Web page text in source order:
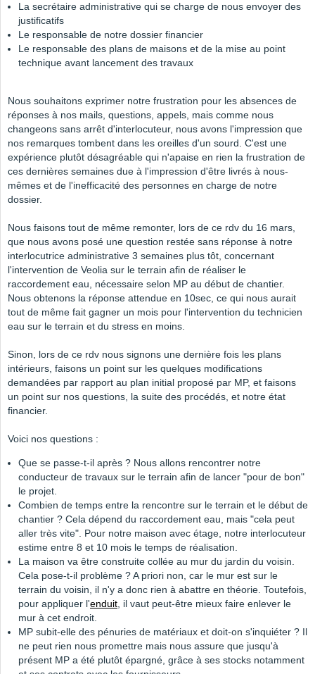
La secrétaire administrative qui se charge de nous envoyer des
justificatifs
Le responsable de notre dossier financier
Le responsable des plans de maisons et de la mise au point
technique avant lancement des travaux
Nous souhaitons exprimer notre frustration pour les absences de
réponses à nos mails, questions, appels, mais comme nous
changeons sans arrêt d'interlocuteur, nous avons l'impression que
nos remarques tombent dans les oreilles d'un sourd. C'est une
expérience plutôt désagréable qui n'apaise en rien la frustration de
ces dernières semaines due à l'impression d'être livrés à nous-
mêmes et de l'inefficacité des personnes en charge de notre
dossier.
Nous faisons tout de même remonter, lors de ce rdv du 16 mars,
que nous avons posé une question restée sans réponse à notre
interlocutrice administrative 3 semaines plus tôt, concernant
l'intervention de Veolia sur le terrain afin de réaliser le
raccordement eau, nécessaire selon MP au début de chantier.
Nous obtenons la réponse attendue en 10sec, ce qui nous aurait
tout de même fait gagner un mois pour l'intervention du technicien
eau sur le terrain et du stress en moins.
Sinon, lors de ce rdv nous signons une dernière fois les plans
intérieurs, faisons un point sur les quelques modifications
demandées par rapport au plan initial proposé par MP, et faisons
un point sur nos questions, la suite des procédés, et notre état
financier.
Voici nos questions :
Que se passe-t-il après ? Nous allons rencontrer notre
conducteur de travaux sur le terrain afin de lancer "pour de bon"
le projet.
Combien de temps entre la rencontre sur le terrain et le début de
chantier ? Cela dépend du raccordement eau, mais "cela peut
aller très vite". Pour notre maison avec étage, notre interlocuteur
estime entre 8 et 10 mois le temps de réalisation.
La maison va être construite collée au mur du jardin du voisin.
Cela pose-t-il problème ? A priori non, car le mur est sur le
terrain du voisin, il n'y a donc rien à abattre en théorie. Toutefois,
pour appliquer l'enduit, il vaut peut-être mieux faire enlever le
mur à cet endroit.
MP subit-elle des pénuries de matériaux et doit-on s'inquiéter ? Il
ne peut rien nous promettre mais nous assure que jusqu'à
présent MP a été plutôt épargné, grâce à ses stocks notamment